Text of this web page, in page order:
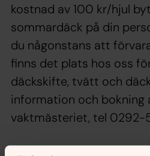
kostnad av 100 kr/hjul
sommardäck på din
du någonstans att
finns det plats hos oss
däckskifte, tvätt och
information och bokning
vaktmästeriet, tel 0292-